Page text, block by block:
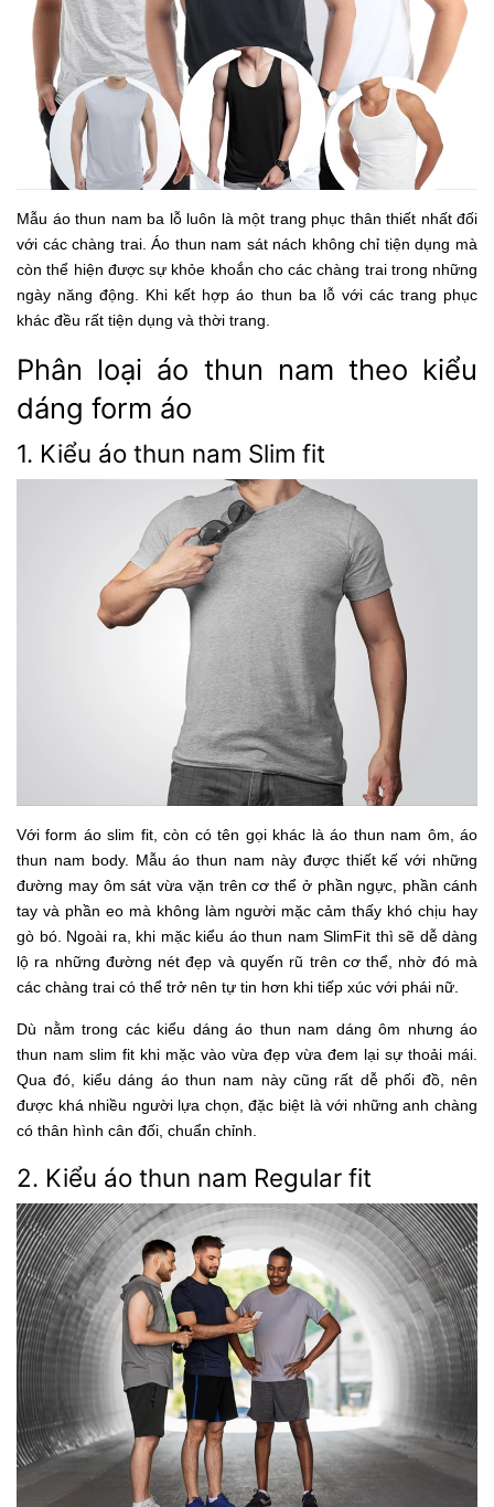
Mẫu áo thun nam ba lỗ luôn là một trang phục thân thiết nhất đối
với các chàng trai. Áo thun nam sát nách không chỉ tiện dụng mà
còn thể hiện được sự khỏe khoắn cho các chàng trai trong những
ngày năng động. Khi kết hợp áo thun ba lỗ với các trang phục
khác đều rất tiện dụng và thời trang.
Phân loại áo thun nam theo kiểu
dáng form áo
1. Kiểu áo thun nam Slim fit
Với form áo slim fit, còn có tên gọi khác là áo thun nam ôm, áo
thun nam body. Mẫu áo thun nam này được thiết kế với những
đường may ôm sát vừa vặn trên cơ thể ở phần ngực, phần cánh
tay và phần eo mà không làm người mặc cảm thấy khó chịu hay
gò bó. Ngoài ra, khi mặc kiểu áo thun nam SlimFit thì sẽ dễ dàng
lộ ra những đường nét đẹp và quyến rũ trên cơ thể, nhờ đó mà
các chàng trai có thể trở nên tự tin hơn khi tiếp xúc với phái nữ.
Dù nằm trong các kiểu dáng áo thun nam dáng ôm nhưng áo
thun nam slim fit khi mặc vào vừa đẹp vừa đem lại sự thoải mái.
Qua đó, kiểu dáng áo thun nam này cũng rất dễ phối đồ, nên
được khá nhiều người lựa chọn, đặc biệt là với những anh chàng
có thân hình cân đối, chuẩn chỉnh.
2. Kiểu áo thun nam Regular fit